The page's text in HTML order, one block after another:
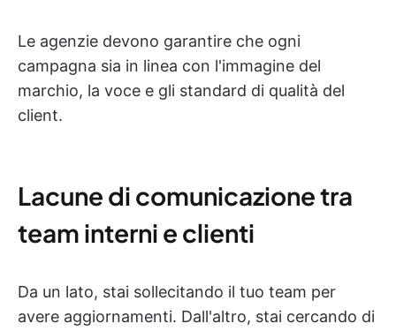
Le agenzie devono garantire che ogni
campagna sia in linea con l'immagine del
marchio, la voce e gli standard di qualità del
client.
Lacune di comunicazione tra
team interni e clienti
Da un lato, stai sollecitando il tuo team per
avere aggiornamenti. Dall'altro, stai cercando di